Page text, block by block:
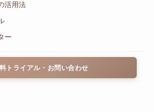
活用法
ー
トライアル・お問い合わせ